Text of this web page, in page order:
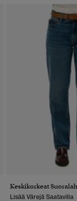
Keskikorkeat
Lisää Värejä Saatavilla